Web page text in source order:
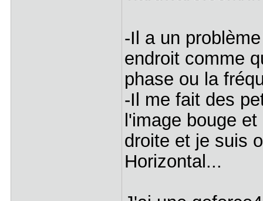
-Il a un
endroit comme
phase ou la
-Il me fait des
l'image bouge
droite et je suis
Horizontal...